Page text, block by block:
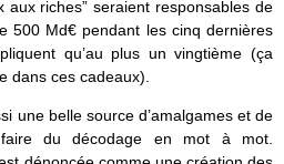
aux riches” seraient responsables de
500 Md€ pendant les cinq dernières
qu’au plus un vingtième (ça
dans ces cadeaux).
une belle source d’amalgames et de
du décodage en mot à mot.